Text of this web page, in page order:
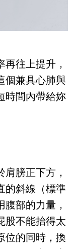
往上提升，
個兼具心肺與
時間內帶給妳
膀正下方，
的斜線（標準
部的力量，
股不能抬得太
位的同時，換